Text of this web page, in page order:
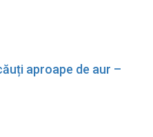
aproape de aur –